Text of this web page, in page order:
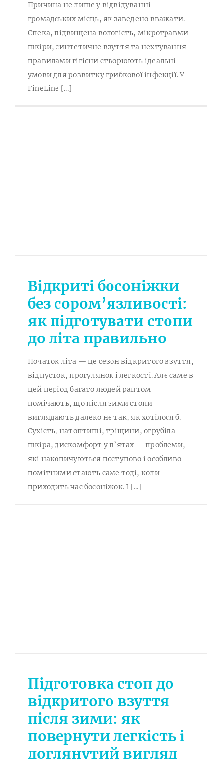
Причина не лише у відвідуванні
громадських місць, як заведено вважати.
Спека, підвищена вологість, мікротравми
шкіри, синтетичне взуття та нехтування
правилами гігієни створюють ідеальні
умови для розвитку грибкової інфекції. У
FineLine [...]
Відкриті босоніжки
без сором’язливості:
як підготувати стопи
до літа правильно
Початок літа — це сезон відкритого взуття,
відпусток, прогулянок і легкості. Але саме в
цей період багато людей раптом
помічають, що після зими стопи
виглядають далеко не так, як хотілося б.
Сухість, натоптиші, тріщини, огрубіла
шкіра, дискомфорт у п’ятах — проблеми,
які накопичуються поступово і особливо
помітними стають саме тоді, коли
приходить час босоніжок. І [...]
Підготовка стоп до
відкритого взуття
після зими: як
повернути легкість і
доглянутий вигляд